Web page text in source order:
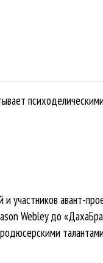
участников авант-
Webley до